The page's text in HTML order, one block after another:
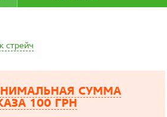
стрейч
СУММА
100 ГРН